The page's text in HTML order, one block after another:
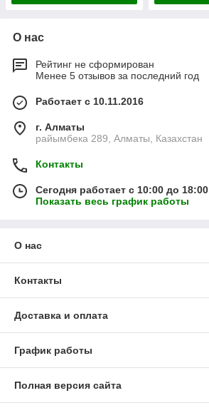
О нас
Рейтинг не сформирован
Менее 5 отзывов за последний год
Работает с 10.11.2016
г. Алматы
райымбека 289, Алматы, Казахстан
Контакты
Сегодня работает с 10:00 до 18:00
Показать весь график работы
О нас
Контакты
Доставка и оплата
График работы
Полная версия сайта